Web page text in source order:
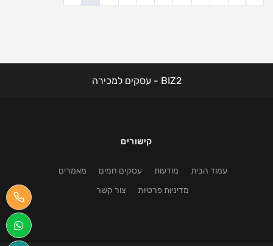
BIZ2 - עסקים למכירה
קישורים
עמוד הבית מודעות עסקים חמים
מאמרים
מדיניות פרטיות
צור קשר